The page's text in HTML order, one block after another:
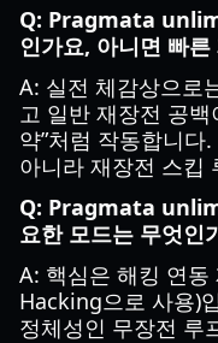
Q: Pragmata
인가요, 아니면 빠
A: 실전 체감상으로
고 일반 재장전 공
약”처럼 작동합니
아니라 재장전 스킵
Q: Pragmata
요한 모드는 무엇인
A: 핵심은 해킹 연
Hacking으로 사용)
정체성인 무장전 루